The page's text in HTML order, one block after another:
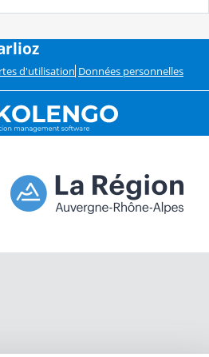
d'utilisation Données personnelles